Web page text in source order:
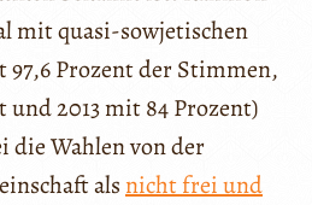
mit quasi-sowjetischen
97,6 Prozent der Stimmen,
und 2013 mit 84 Prozent)
die Wahlen von der
alsnicht frei und